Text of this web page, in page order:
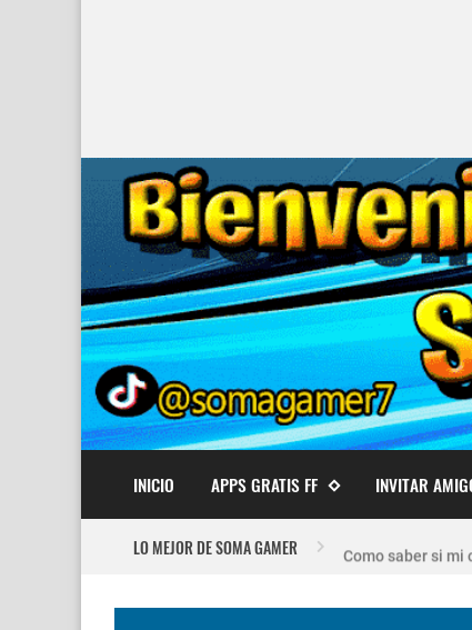
INICIO APPS GRATIS FF INVITAR
LO MEJOR DE SOMA GAMER
Nuevo
Como saber si mi